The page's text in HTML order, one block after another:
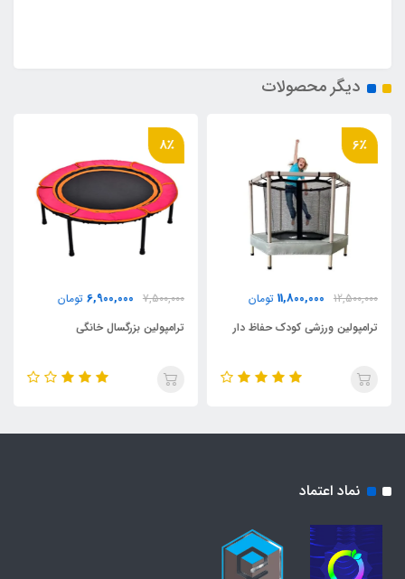
دیگر محصولات
6٪
12,500,000
11,800,000 تومان
ترامپولین ورزشی کودک حفاظ دار
8٪
7,500,000
6,900,000 تومان
ترامپولین بزرگسال خانگی
نماد اعتماد